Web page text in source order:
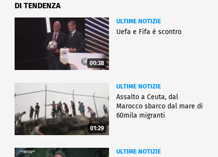
DI TENDENZA
00:38
ULTIME NOTIZIE
Uefa e Fifa è scontro
01:29
ULTIME NOTIZIE
Assalto a Ceuta, dal
Marocco sbarco dal mare di
60mila migranti
ULTIME NOTIZIE